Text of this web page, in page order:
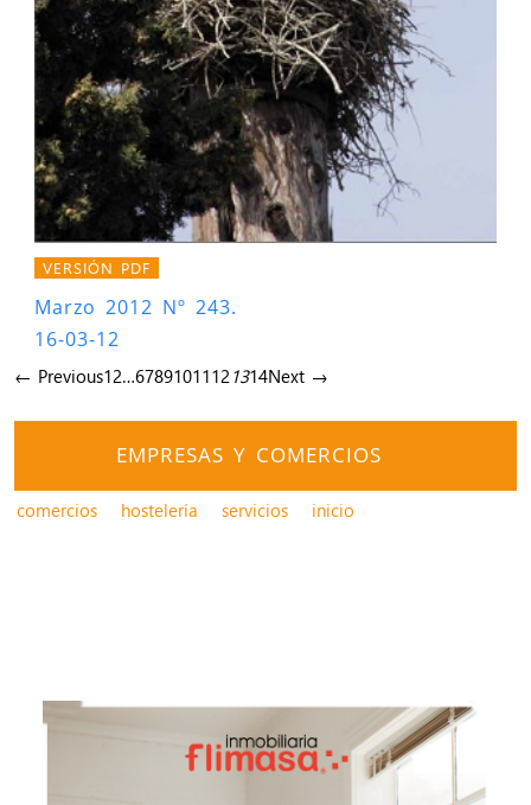
VERSIÓN PDF
Marzo 2012 Nº 243.
16-03-12
← Previous12…67891011121314Next →
EMPRESAS Y COMERCIOS
comercios hostelería servicios inicio